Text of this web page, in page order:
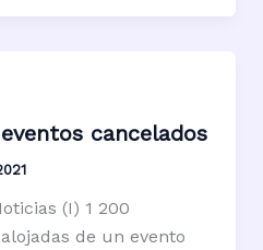
cancelados
(I) 1 200
de un evento